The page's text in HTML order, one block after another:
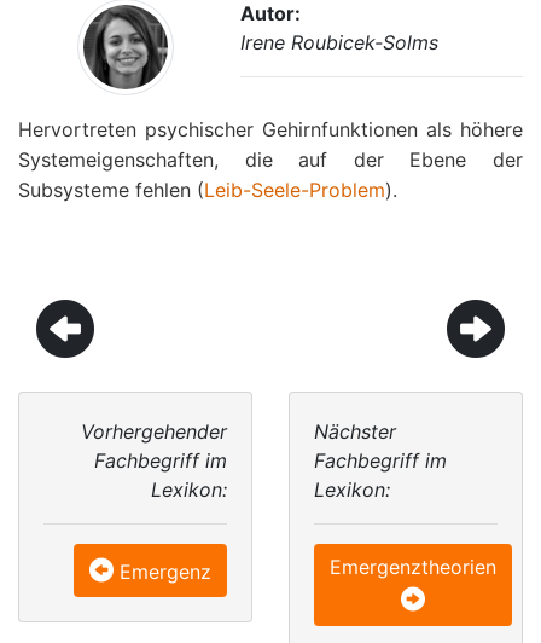
Autor:
Irene Roubicek-Solms
Hervortreten psychischer Gehirnfunktionen als höhere
Systemeigenschaften, die auf der Ebene der
Subsysteme fehlen (Leib-Seele-Problem).
Vorhergehender
Fachbegriff im
Lexikon:
Emergenz
Nächster
Fachbegriff im
Lexikon:
Emergenztheorien